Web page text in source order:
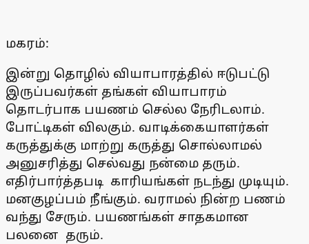
மகரம்:
இன்று தொழில் வியாபாரத்தில் ஈடுபட்டு
இருப்பவர்கள் தங்கள் வியாபாரம்
தொடர்பாக பயணம் செல்ல நேரிடலாம்.
போட்டிகள் விலகும். வாடிக்கையாளர்கள்
கருத்துக்கு மாற்று கருத்து சொல்லாமல்
அனுசரித்து செல்வது நன்மை தரும்.
எதிர்பார்த்தபடி காரியங்கள் நடந்து முடியும்.
மனகுழப்பம் நீங்கும். வராமல் நின்ற பணம்
வந்து சேரும். பயணங்கள் சாதகமான
பலனை தரும்.